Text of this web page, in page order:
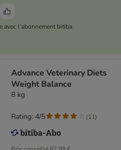
avec l'abonnement bitiba
Advance Veterinary Diets
Weight Balance
8 kg
Rating: 4/5 (11)